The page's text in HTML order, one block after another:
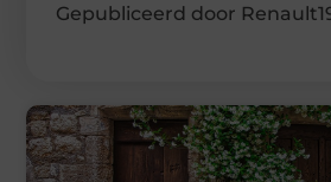
Gepubliceerd door